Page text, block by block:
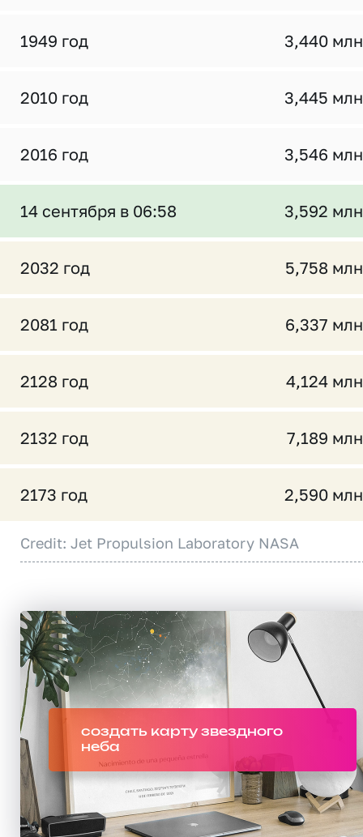
1949 год 3,440
2010 год 3,445
2016 год 3,546
14 сентября в 06:58 3,592
2032 год 5,758
2081 год 6,337
2128 год 4,124
2132 год 7,189
2173 год 2,590
Credit: Jet Propulsion Laboratory NASA
создать карту звездного
неба